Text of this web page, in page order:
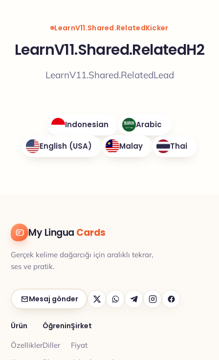
LearnV11.Shared.RelatedKicker
LearnV11.Shared.RelatedH2
LearnV11.Shared.RelatedLead
Indonesian Arabic
English (USA) Malay Thai
My Lingua Cards
Gerçek kelime dağarcığı için aralıklı tekrar,
ses ve pratik.
Mesaj gönder
Ürün
Özellikler
Öğrenin
Diller
Şirket
Fiyat